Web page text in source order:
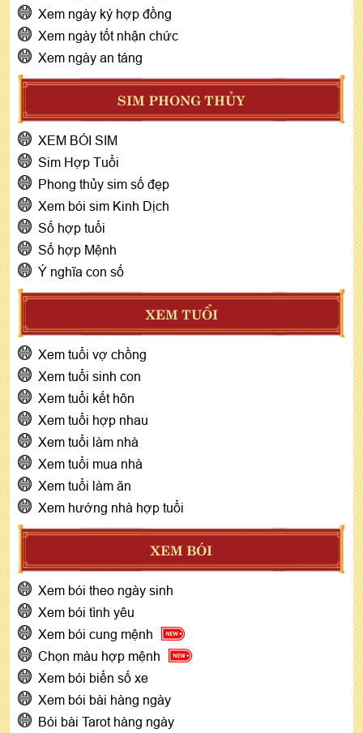
Xem ngày ký hợp đồng
Xem ngày tốt nhận chức
Xem ngày an táng
SIM PHONG THỦY
XEM BÓI SIM
Sim Hợp Tuổi
Phong thủy sim số đẹp
Xem bói sim Kinh Dịch
Số hợp tuổi
Số hợp Mệnh
Ý nghĩa con số
XEM TUỔI
Xem tuổi vợ chồng
Xem tuổi sinh con
Xem tuổi kết hôn
Xem tuổi hợp nhau
Xem tuổi làm nhà
Xem tuổi mua nhà
Xem tuổi làm ăn
Xem hướng nhà hợp tuổi
XEM BÓI
Xem bói theo ngày sinh
Xem bói tình yêu
Xem bói cung mệnh
Chọn màu hợp mệnh
Xem bói biển số xe
Xem bói bài hàng ngày
Bói bài Tarot hàng ngày